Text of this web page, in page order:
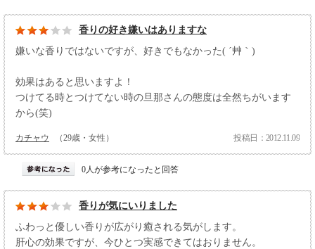
香りの好き嫌いはありますな
嫌いな香りではないですが、好きでもなかった( ´艸｀)
効果はあると思いますよ！
つけてる時とつけてない時の旦那さんの態度は全然ちがいます
から(笑)
カチャウ （29歳・女性） 投稿日：2012.11.09
0人が参考になったと回答
香りが気にいりました
ふわっと優しい香りが広がり癒される気がします。
肝心の効果ですが、今ひとつ実感できてはおりません。